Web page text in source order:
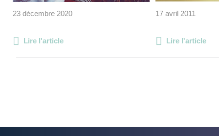
23 décembre 2020
Lire l'article
17 avril 2011
Lire l'article